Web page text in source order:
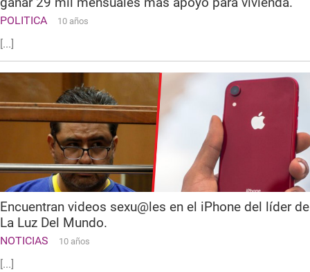
POLITICA 10 años
[...]
Encuentran videos sexu@les en el iPhone del líder de
La Luz Del Mundo.
NOTICIAS 10 años
[...]